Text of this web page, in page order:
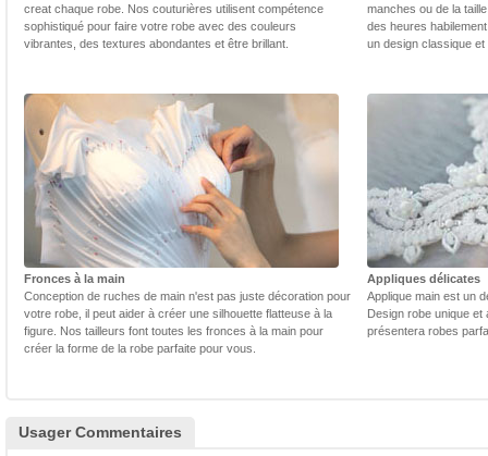
creat chaque robe. Nos couturières utilisent compétence
sophistiqué pour faire votre robe avec des couleurs
vibrantes, des textures abondantes et être brillant.
manches ou de la
des heures
un design classique
Fronces à la main
Conception de ruches de main n'est pas juste décoration pour
votre robe, il peut aider à créer une silhouette flatteuse à la
figure. Nos tailleurs font toutes les fronces à la main pour
créer la forme de la robe parfaite pour vous.
Appliques délicates
Applique main est un
Design robe unique et
présentera robes
Usager Commentaires